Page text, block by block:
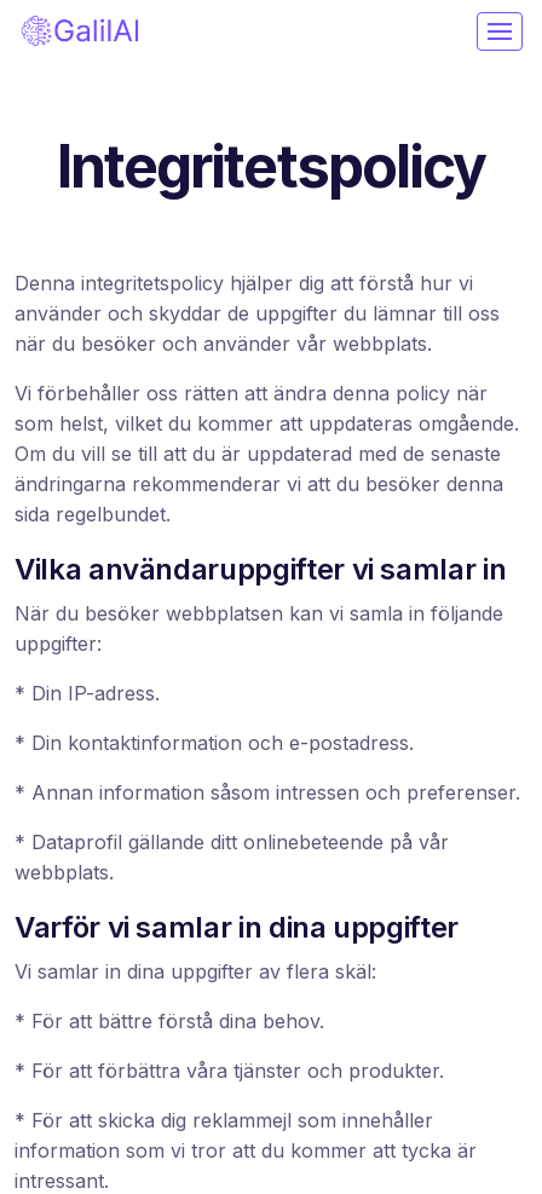
Integritetspolicy
Denna integritetspolicy hjälper dig att förstå hur vi
använder och skyddar de uppgifter du lämnar till oss
när du besöker och använder vår webbplats.
Vi förbehåller oss rätten att ändra denna policy när
som helst, vilket du kommer att uppdateras omgående.
Om du vill se till att du är uppdaterad med de senaste
ändringarna rekommenderar vi att du besöker denna
sida regelbundet.
Vilka användaruppgifter vi samlar in
När du besöker webbplatsen kan vi samla in följande
uppgifter:
* Din IP-adress.
* Din kontaktinformation och e-postadress.
* Annan information såsom intressen och preferenser.
* Dataprofil gällande ditt onlinebeteende på vår
webbplats.
Varför vi samlar in dina uppgifter
Vi samlar in dina uppgifter av flera skäl:
* För att bättre förstå dina behov.
* För att förbättra våra tjänster och produkter.
* För att skicka dig reklammejl som innehåller
information som vi tror att du kommer att tycka är
intressant.